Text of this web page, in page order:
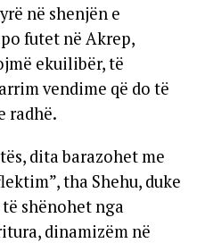
në shenjën e
futet në Akrep,
ekuilibër, të
vendime që do të
radhë.
dita barazohet me
tha Shehu, duke
shënohet nga
dinamizëm në